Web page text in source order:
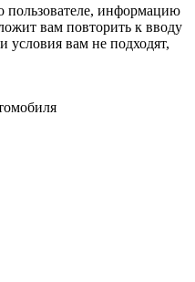
пользователе, информацию
вам повторить к вводу
условия вам не подходят,